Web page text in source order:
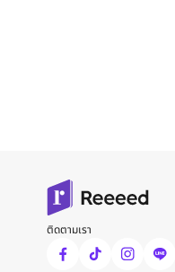
ติดตามเรา